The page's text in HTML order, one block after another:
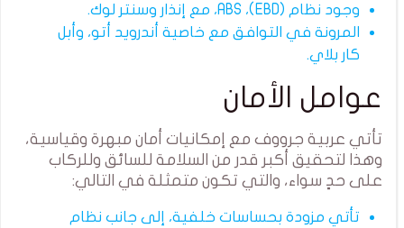
وجود نظام (EBD) ، ABS، مع إنذار وسنتر لوك.
المرونة في التوافق مع خاصية أندرويد أتو، وأبل
كار بلاي.
عوامل الأمان
تأتي عربية جرووف مع إمكانيات أمان مبهرة وقياسية،
وهذا لتحقيق أكبر قدر من السلامة للسائق وللركاب
على حدٍ سواء، والتي تكون متمثلة في التالي:
تأتي مزودة بحساسات خلفية، إلى جانب نظام